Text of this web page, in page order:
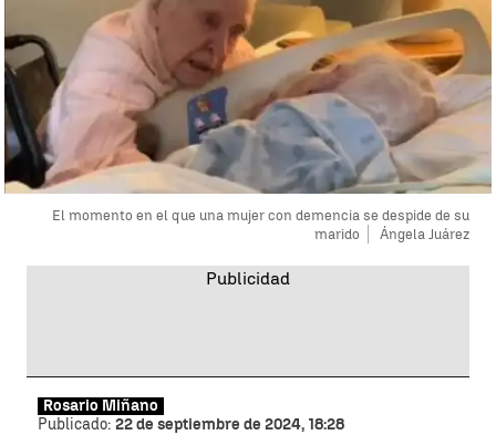
El momento en el que una mujer con demencia se despide de su
marido
Ángela Juárez
Rosario Miñano
Publicado: 22 de septiembre de 2024, 18:28